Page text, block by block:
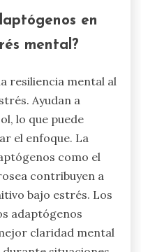
la resiliencia
omega-3,
y la estabilidad del
apoya la gestión
Las vitaminas del
B9 y B12, son
y
Estos nutrientes,
a la resiliencia